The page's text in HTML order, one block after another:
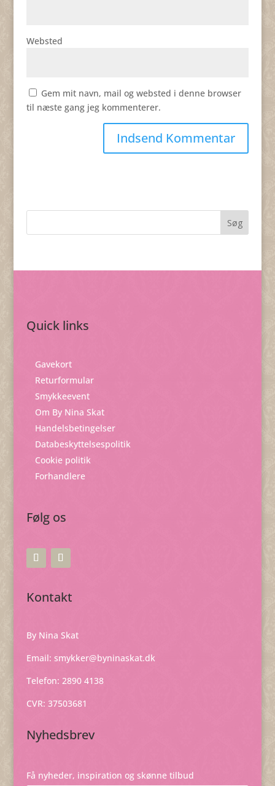
Websted
Gem mit navn, mail og websted i denne browser
til næste gang jeg kommenterer.
Quick links
Gavekort
Returformular
Smykkeevent
Om By Nina Skat
Handelsbetingelser
Databeskyttelsespolitik
Cookie politik
Forhandlere
Følg os
Kontakt
By Nina Skat
Email: smykker@byninaskat.dk
Telefon: 2890 4138
CVR: 37503681
Nyhedsbrev
Få nyheder, inspiration og skønne tilbud